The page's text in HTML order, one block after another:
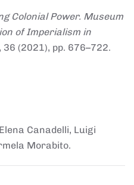
Colonial Power. Museum
of Imperialism in
36 (2021), pp. 676–722.
Canadelli, Luigi
Morabito.